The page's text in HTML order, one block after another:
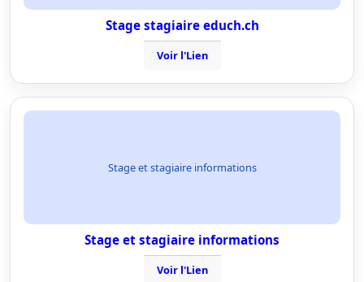
Stage stagiaire educh.ch
Voir l'Lien
Stage et stagiaire informations
Stage et stagiaire informations
Voir l'Lien